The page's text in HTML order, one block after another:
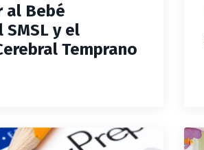
al Bebé
y el
Temprano